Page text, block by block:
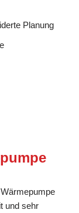
Planung
und sehr